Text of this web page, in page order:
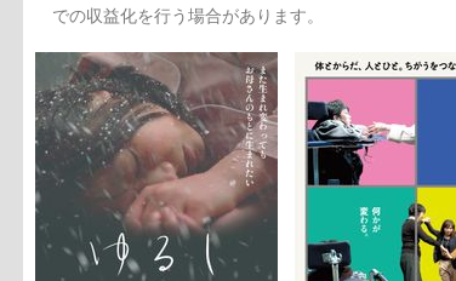
での収益化を行う場合があります。